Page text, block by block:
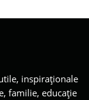
inspiraționale
familie, educație